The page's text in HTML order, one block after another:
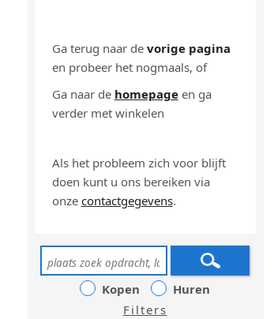
Ga terug naar de vorige pagina
en probeer het nogmaals, of
Ga naar de homepageen ga
verder met winkelen
Als het probleem zich voor blijft
doen kunt u ons bereiken via
onze contactgegevens.
Kopen
Huren
Filters